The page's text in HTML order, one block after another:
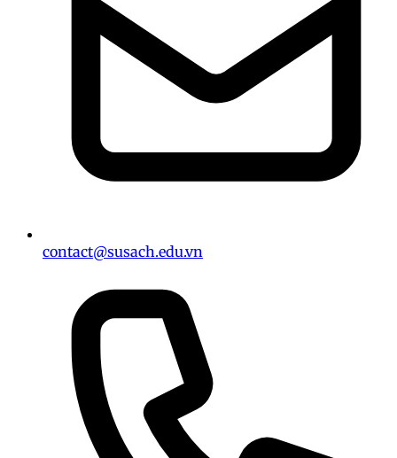
contact@susach.edu.vn